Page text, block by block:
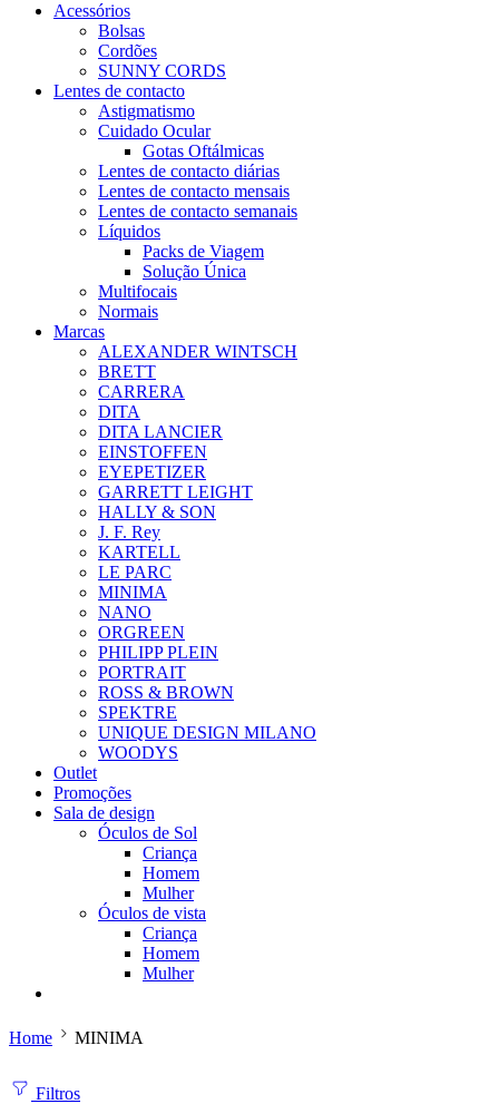
Acessórios
Bolsas
Cordões
SUNNY CORDS
Lentes de contacto
Astigmatismo
Cuidado Ocular
Gotas Oftálmicas
Lentes de contacto diárias
Lentes de contacto mensais
Lentes de contacto semanais
Líquidos
Packs de Viagem
Solução Única
Multifocais
Normais
Marcas
ALEXANDER WINTSCH
BRETT
CARRERA
DITA
DITA LANCIER
EINSTOFFEN
EYEPETIZER
GARRETT LEIGHT
HALLY & SON
J. F. Rey
KARTELL
LE PARC
MINIMA
NANO
ORGREEN
PHILIPP PLEIN
PORTRAIT
ROSS & BROWN
SPEKTRE
UNIQUE DESIGN MILANO
WOODYS
Outlet
Promoções
Sala de design
Óculos de Sol
Criança
Homem
Mulher
Óculos de vista
Criança
Homem
Mulher
Home MINIMA
Filtros